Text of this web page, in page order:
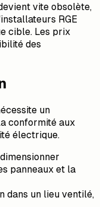
vite obsolète,
RGE
cible. Les prix
des
un
conformité aux
électrique.
dimensionner
panneaux et la
dans un lieu ventilé,